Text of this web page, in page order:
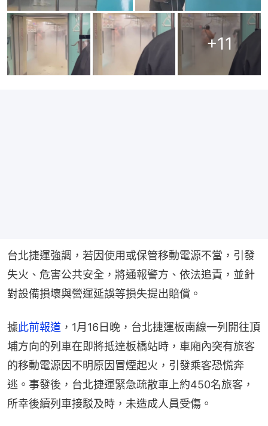
+11
台北捷運強調，若因使用或保管移動電源不當，引發
失火、危害公共安全，將通報警方、依法追責，並針
對設備損壞與營運延誤等損失提出賠償。
據此前報道 ，1月16日晚，​台北捷運板南線一列開往頂
埔方向的列車在即將抵達板橋站時，車廂內突有旅客
的移動電源因不明原因冒煙起火，引發乘客恐慌奔
逃。事發後，台北捷運緊急疏散車上約450名旅客，
所幸後續列車接駁及時，未造成人員受傷。